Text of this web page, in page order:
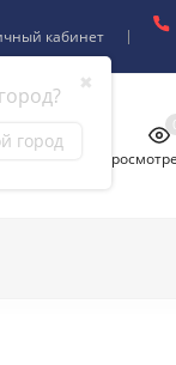
✖
город
кабинет
0